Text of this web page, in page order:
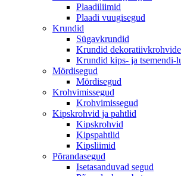
Plaadiliimid
Plaadi vuugisegud
Krundid
Sügavkrundid
Krundid
Krundid kips- ja tsemendi-
Mördisegud
Mördisegud
Krohvimissegud
Krohvimissegud
Kipskrohvid ja pahtlid
Kipskrohvid
Kipspahtlid
Kipsliimid
Põrandasegud
Isetasanduvad segud